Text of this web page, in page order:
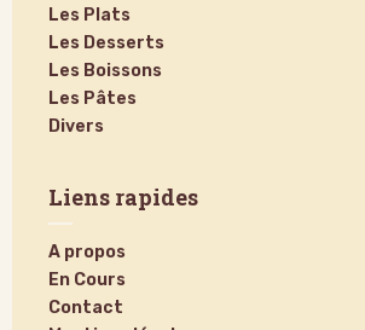
Les Plats
Les Desserts
Les Boissons
Les Pâtes
Divers
Liens rapides
A propos
En Cours
Contact